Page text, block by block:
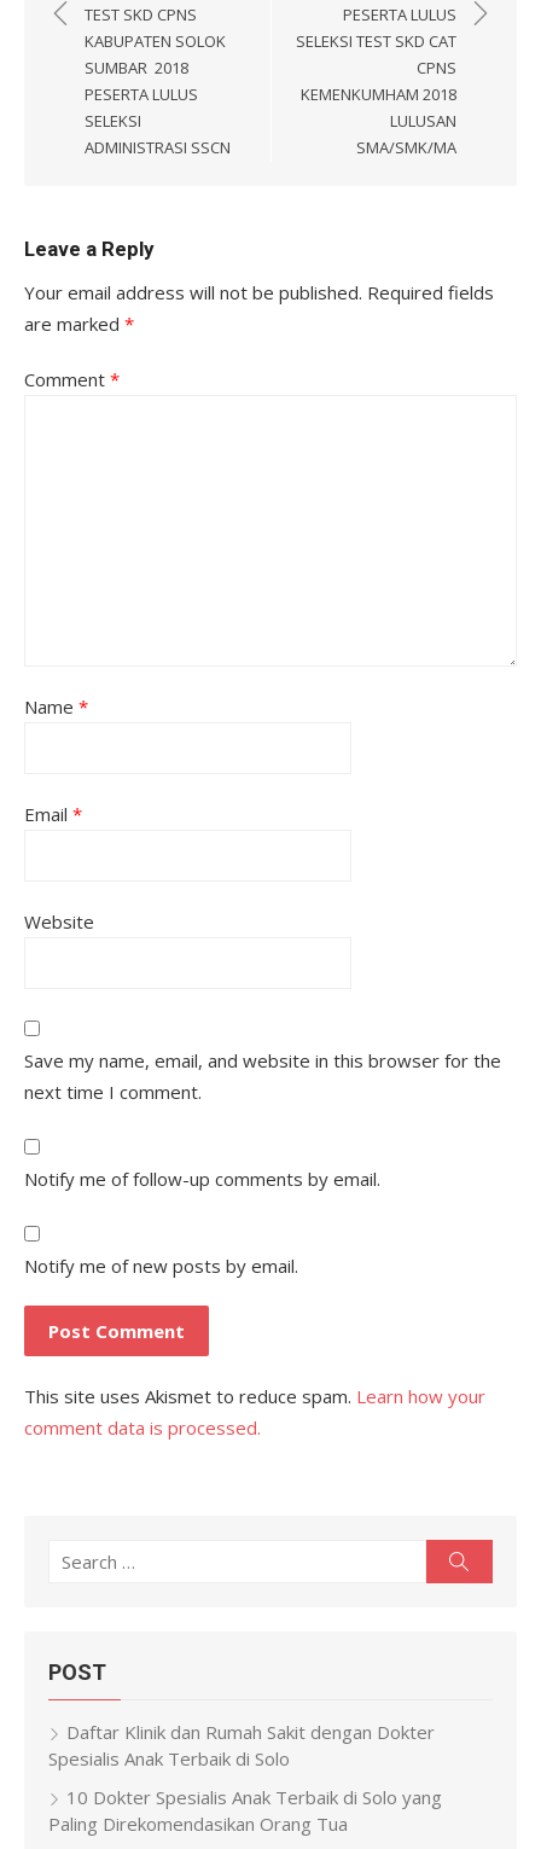
TEST SKD CPNS
KABUPATEN SOLOK
SUMBAR 2018
PESERTA LULUS
SELEKSI
ADMINISTRASI SSCN
PESERTA LULUS
SELEKSI TEST SKD CAT
CPNS
KEMENKUMHAM 2018
LULUSAN
SMA/SMK/MA
Leave a Reply
Your email address will not be published. Required fields
are marked *
Comment *
Name *
Email *
Website
Save my name, email, and website in this browser for the
next time I comment.
Notify me of follow-up comments by email.
Notify me of new posts by email.
This site uses Akismet to reduce spam. Learn how your
comment data is processed.
Search
POST
Daftar Klinik dan Rumah Sakit dengan Dokter
Spesialis Anak Terbaik di Solo
10 Dokter Spesialis Anak Terbaik di Solo yang
Paling Direkomendasikan Orang Tua